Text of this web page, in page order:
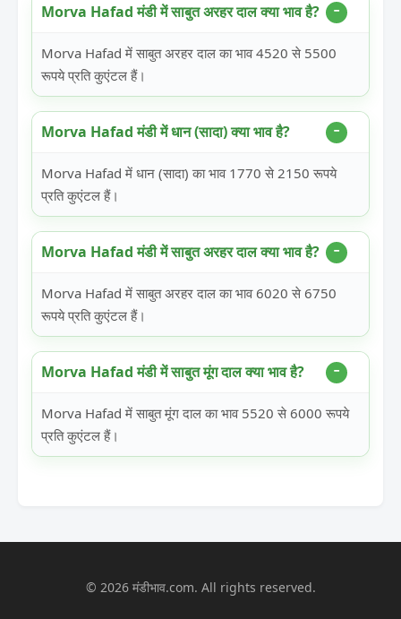
Morva Hafad मंडी में साबुत अरहर दाल क्या भाव है?
Morva Hafad में साबुत अरहर दाल का भाव 4520 से 5500
रूपये प्रति कुएंटल हैं।
Morva Hafad मंडी में धान (सादा) क्या भाव है?
Morva Hafad में धान (सादा) का भाव 1770 से 2150 रूपये
प्रति कुएंटल हैं।
Morva Hafad मंडी में साबुत अरहर दाल क्या भाव है?
Morva Hafad में साबुत अरहर दाल का भाव 6020 से 6750
रूपये प्रति कुएंटल हैं।
Morva Hafad मंडी में साबुत मूंग दाल क्या भाव है?
Morva Hafad में साबुत मूंग दाल का भाव 5520 से 6000 रूपये
प्रति कुएंटल हैं।
© 2026 मंडीभाव.com. All rights reserved.